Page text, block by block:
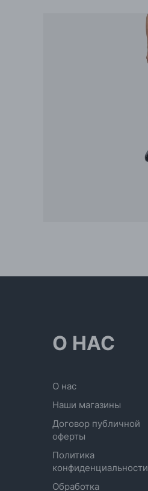
О НАС
О нас
Наши магазины
Договор публичной
оферты
Политика
конфиденциальности
Обработка